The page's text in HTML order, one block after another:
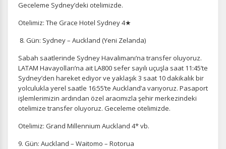
Geceleme Sydney’deki otelimizde.
Otelimiz: The Grace Hotel Sydney 4★
8. Gün: Sydney – Auckland (Yeni Zelanda)
Sabah saatlerinde Sydney Havalimanı’na transfer oluyoruz.
LATAM Havayolları’na ait LA800 sefer sayılı uçuşla saat 11:45’te
Sydney’den hareket ediyor ve yaklaşık 3 saat 10 dakikalık bir
yolculukla yerel saatle 16:55’te Auckland’a varıyoruz. Pasaport
işlemlerimizin ardından özel aracımızla şehir merkezindeki
otelimize transfer oluyoruz. Geceleme otelimizde.
Otelimiz: Grand Millennium Auckland 4* vb.
9. Gün: Auckland – Waitomo – Rotorua